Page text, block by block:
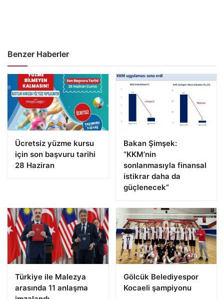
Benzer Haberler
Ücretsiz yüzme kursu
için son başvuru tarihi
28 Haziran
Bakan Şimşek:
“KKM’nin
sonlanmasıyla finansal
istikrar daha da
güçlenecek”
Türkiye ile Malezya
arasında 11 anlaşma
Gölcük Belediyespor
Kocaeli şampiyonu